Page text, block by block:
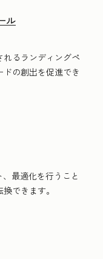
ル
るランディングペ
の創出を促進でき
最適化を行うこと
できます。